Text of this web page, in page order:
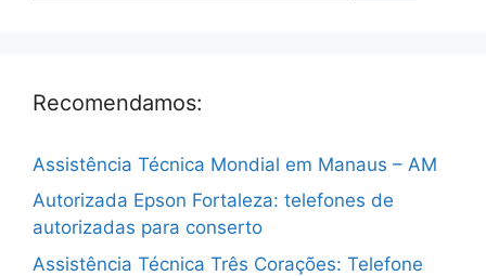
Recomendamos:
Assistência Técnica Mondial em Manaus – AM
Autorizada Epson Fortaleza: telefones de
autorizadas para conserto
Assistência Técnica Três Corações: Telefone